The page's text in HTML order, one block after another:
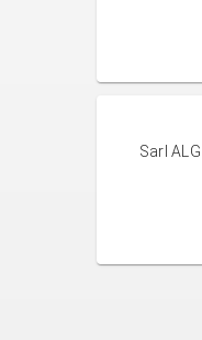
Sarl